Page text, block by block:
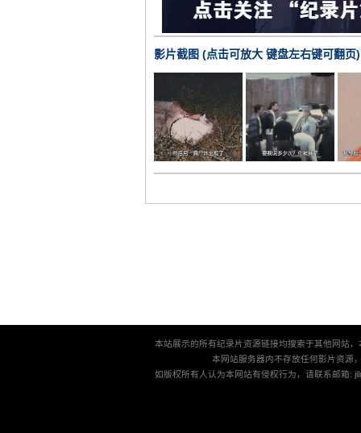
影片截图 (点击可放大 键盘左右键可翻页)
本站展示的所有纪录片资源链接均搜索于其他网站
本网站服务器内不存放任何影片资源
如版权所有人认为本网站有侵权行为，请联系邮箱: